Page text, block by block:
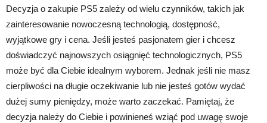
Decyzja o zakupie PS5 zależy od wielu czynników, takich jak
zainteresowanie nowoczesną technologią, dostępność,
wyjątkowe gry i cena. Jeśli jesteś pasjonatem gier i chcesz
doświadczyć najnowszych osiągnięć technologicznych, PS5
może być dla Ciebie idealnym wyborem. Jednak jeśli nie masz
cierpliwości na długie oczekiwanie lub nie jesteś gotów wydać
dużej sumy pieniędzy, może warto zaczekać. Pamiętaj, że
decyzja należy do Ciebie i powinieneś wziąć pod uwagę swoje